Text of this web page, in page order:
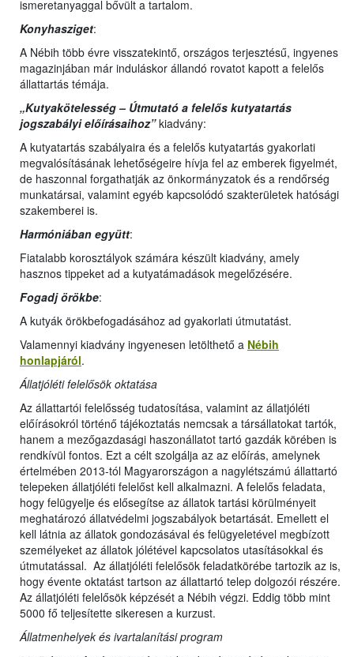
ismeretanyaggal bővült a tartalom.
Konyhasziget:
A Nébih több évre visszatekintő, országos terjesztésű, ingyenes
magazinjában már induláskor állandó rovatot kapott a felelős
állattartás témája.
„Kutyakötelesség – Útmutató a felelős kutyatartás
jogszabályi előírásaihoz”kiadvány:
A kutyatartás szabályaira és a felelős kutyatartás gyakorlati
megvalósításának lehetőségeire hívja fel az emberek figyelmét,
de haszonnal forgathatják az önkormányzatok és a rendőrség
munkatársai, valamint egyéb kapcsolódó szakterületek hatósági
szakemberei is.
Harmóniában együtt:
Fiatalabb korosztályok számára készült kiadvány, amely
hasznos tippeket ad a kutyatámadások megelőzésére.
Fogadj örökbe:
A kutyák örökbefogadásához ad gyakorlati útmutatást.
Valamennyi kiadvány ingyenesen letölthető a Nébih
honlapjáról.
Állatjóléti felelősök oktatása
Az állattartói felelősség tudatosítása, valamint az állatjóléti
előírásokról történő tájékoztatás nemcsak a társállatokat tartók,
hanem a mezőgazdasági haszonállatot tartó gazdák körében is
rendkívül fontos. Ezt a célt szolgálja az az előírás, amelynek
értelmében 2013-tól Magyarországon a nagylétszámú állattartó
telepeken állatjóléti felelőst kell alkalmazni. A felelős feladata,
hogy felügyelje és elősegítse az állatok tartási körülményeit
meghatározó állatvédelmi jogszabályok betartását. Emellett el
kell látnia az állatok gondozásával és felügyeletével megbízott
személyeket az állatok jólétével kapcsolatos utasításokkal és
útmutatással. Az állatjóléti felelősök feladatkörébe tartozik az is,
hogy évente oktatást tartson az állattartó telep dolgozói részére.
Az állatjóléti felelősök képzését a Nébih végzi. Eddig több mint
5000 fő teljesítette sikeresen a kurzust.
Állatmenhelyek és ivartalanítási program